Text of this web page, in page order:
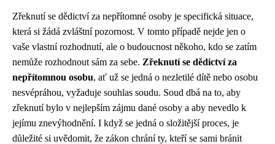
Zřeknutí se dědictví za nepřítomné osoby je specifická situace,
která si žádá zvláštní pozornost. V tomto případě nejde jen o
vaše vlastní rozhodnutí, ale o budoucnost někoho, kdo se zatím
nemůže rozhodnout sám za sebe. Zřeknutí se dědictví za
nepřítomnou osobu, ať už se jedná o nezletilé dítě nebo osobu
nesvépráhou, vyžaduje souhlas soudu. Soud dbá na to, aby
zřeknutí bylo v nejlepším zájmu dané osoby a aby nevedlo k
jejímu znevýhodnění. I když se jedná o složitější proces, je
důležité si uvědomit, že zákon chrání ty, kteří se sami bránit